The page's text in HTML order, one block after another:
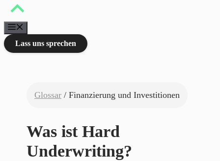
Zum
springen
Lass uns sprechen
Glossar / Finanzierung und Investitionen
Was ist Hard
Underwriting?